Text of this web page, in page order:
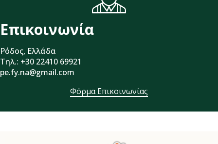
Επικοινωνία
Ρόδος, Ελλάδα
Τηλ.: +30 22410 69921
pe.fy.na@gmail.com
Φόρμα Επικοινωνίας